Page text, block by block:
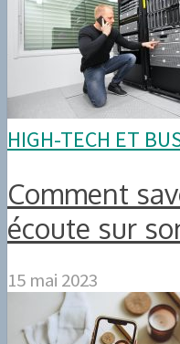
HIGH-TECH ET
Comment
écoute sur
15 mai 2023